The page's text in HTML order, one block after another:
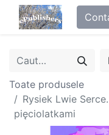
Toate produsele
Rysiek Lwie
pięciolatkami